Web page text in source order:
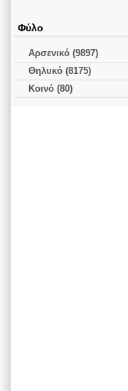
Φύλο
Αρσενικό (9897)
Θηλυκό (8175)
Κοινό (80)